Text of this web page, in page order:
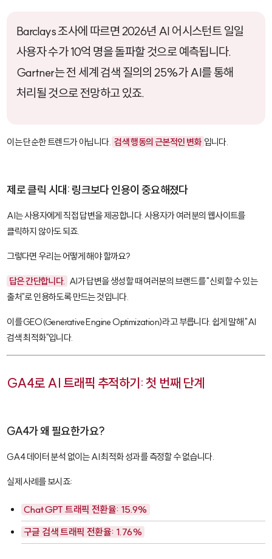
Barclays 조사에 따르면 2026년 AI 어시스턴트 일일
사용자 수가 10억 명을 돌파할 것으로 예측됩니다.
Gartner는 전 세계 검색 질의의 25%가 AI를 통해
처리될 것으로 전망하고 있죠.
이는 단순한 트렌드가 아닙니다. 검색 행동의 근본적인 변화 입니다.
제로 클릭 시대: 링크보다 인용이 중요해졌다
AI는 사용자에게 직접 답변을 제공합니다. 사용자가 여러분의 웹사이트를
클릭하지 않아도 되죠.
그렇다면 우리는 어떻게 해야 할까요?
답은 간단합니다. AI가 답변을 생성할 때 여러분의 브랜드를 "신뢰할 수 있는
출처"로 인용하도록 만드는 것입니다.
이를GEO(Generative Engine Optimization)라고 부릅니다. 쉽게 말해 "AI
검색 최적화"입니다.
GA4로 AI 트래픽 추적하기: 첫 번째 단계
GA4가 왜 필요한가요?
GA4 데이터 분석 없이는 AI 최적화 성과를 측정할 수 없습니다.
실제 사례를 보시죠:
ChatGPT 트래픽 전환율: 15.9%
구글 검색 트래픽 전환율: 1.76%